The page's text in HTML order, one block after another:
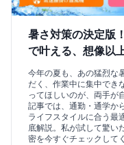
暑さ対策の決定版
で叶える、想像以
今年の夏も、あの猛烈な
だく、作業中に集中でき
ってほしいのが、両手が
記事では、通勤・通学か
ライフスタイルに合う最
底解説。私が試して驚い
密を今すぐチェックして